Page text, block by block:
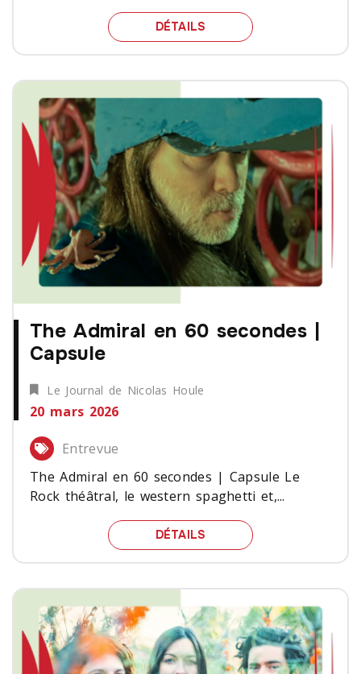
DÉTAILS LE FANTÔME DE
The Admiral en 60 secondes |
Capsule
Le Journal de Nicolas Houle
20 mars 2026
Entrevue
The Admiral en 60 secondes | Capsule Le
Rock théâtral, le western spaghetti et,...
DÉTAILS THE ADMIRAL EN 60